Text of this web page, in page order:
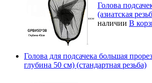
Голова
(азиатская
наличии В
Голова для подсачека большая
глубина 50 см) (стандартная резьба)